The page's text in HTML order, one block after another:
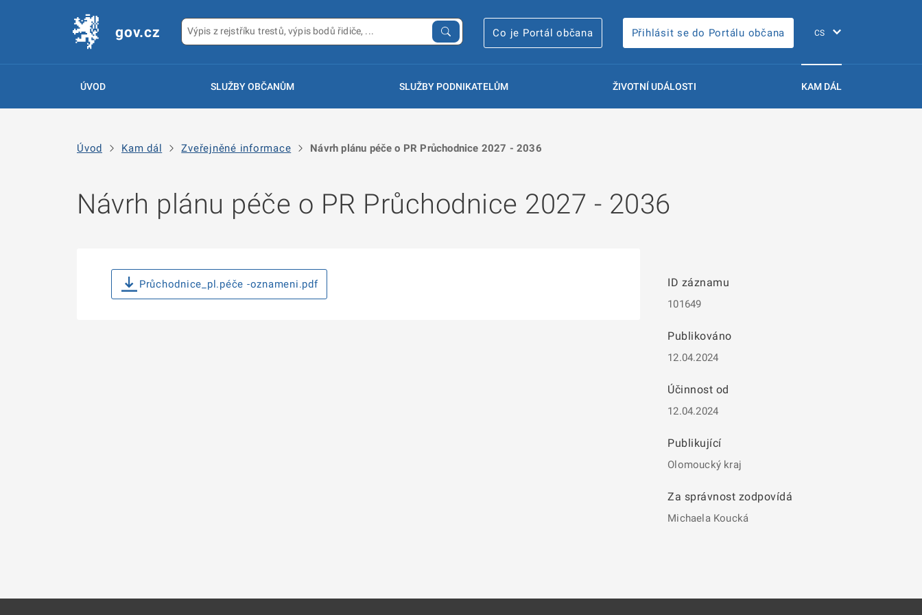
gov.cz Co je Portál občana Přihlásit se do Portálu občana
ÚVOD SLUŽBY OBČANŮM SLUŽBY PODNIKATELŮM ŽIVOTNÍ UDÁLOSTI KAM DÁL
Úvod Kam dál Zveřejněné informace Návrh plánu péče o PR Průchodnice 2027 - 2036
Návrh plánu péče o PR Průchodnice 2027 - 2036
ID záznamu
101649
Publikováno
12.04.2024
Účinnost od
12.04.2024
Publikující
Olomoucký kraj
Za správnost zodpovídá
Michaela Koucká
Průchodnice_pl.péče -oznameni.pdf